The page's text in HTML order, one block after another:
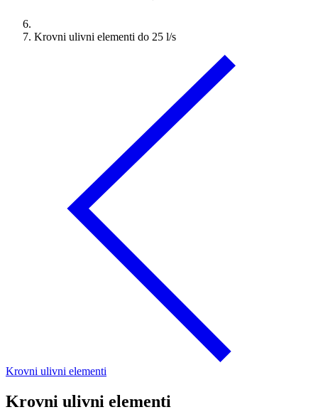
Krovni ulivni elementi do 25 l/s
Krovni ulivni elementi
Krovni ulivni elementi